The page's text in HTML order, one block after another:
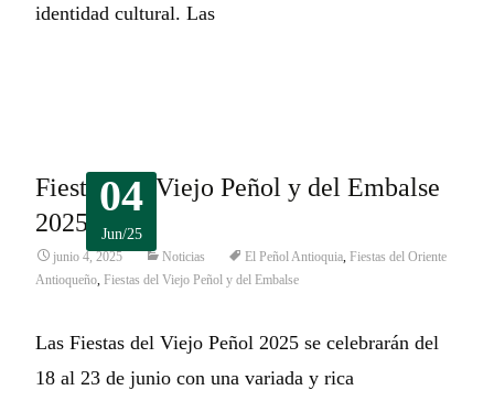
identidad cultural. Las
04
Jun/25
Fiestas del Viejo Peñol y del Embalse
2025
junio 4, 2025 Noticias El Peñol Antioquia, Fiestas del Oriente
Antioqueño, Fiestas del Viejo Peñol y del Embalse
Las Fiestas del Viejo Peñol 2025 se celebrarán del
18 al 23 de junio con una variada y rica